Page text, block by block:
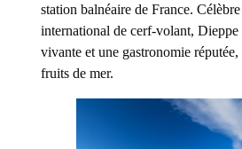
station balnéaire de France.
international de cerf-volant,
vivante et une gastronomie
fruits de mer.